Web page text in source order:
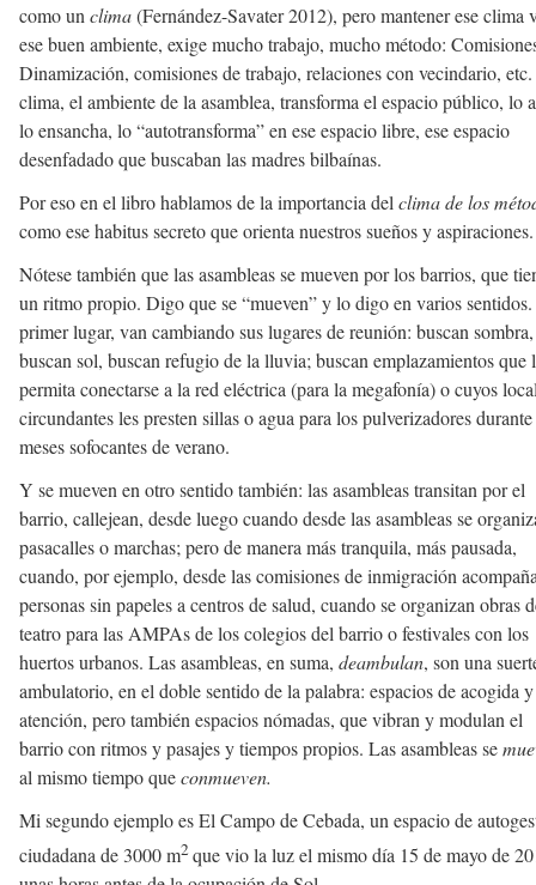
como un clima(Fernández-Savater 2012), pero mantener ese clima
ese buen ambiente, exige mucho trabajo, mucho método:
Dinamización, comisiones de trabajo, relaciones con vecindario,
clima, el ambiente de la asamblea, transforma el espacio público, lo
lo ensancha, lo “autotransforma” en ese espacio libre, ese espacio
desenfadado que buscaban las madres bilbaínas.
Por eso en el libro hablamos de la importancia del clima de los
como ese habitus secreto que orienta nuestros sueños y aspiraciones.
Nótese también que las asambleas se mueven por los barrios, que
un ritmo propio. Digo que se “mueven” y lo digo en varios
primer lugar, van cambiando sus lugares de reunión: buscan sombra,
buscan sol, buscan refugio de la lluvia; buscan emplazamientos que
permita conectarse a la red eléctrica (para la megafonía) o cuyos
circundantes les presten sillas o agua para los pulverizadores
meses sofocantes de verano.
Y se mueven en otro sentido también: las asambleas transitan por el
barrio, callejean, desde luego cuando desde las asambleas se
pasacalles o marchas; pero de manera más tranquila, más pausada,
cuando, por ejemplo, desde las comisiones de inmigración
personas sin papeles a centros de salud, cuando se organizan obras
teatro para las AMPAs de los colegios del barrio o festivales con los
huertos urbanos. Las asambleas, en suma, deambulan, son una
ambulatorio, en el doble sentido de la palabra: espacios de acogida y
atención, pero también espacios nómadas, que vibran y modulan el
barrio con ritmos y pasajes y tiempos propios. Las asambleas se
al mismo tiempo queconmueven.
Mi segundo ejemplo es El Campo de Cebada, un espacio de
ciudadana de 3000 m2que vio la luz el mismo día 15 de mayo de